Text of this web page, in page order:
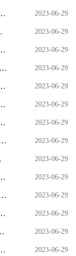
走_河南体彩中心的具体地址是哪里 2023-06-29
看数据说n 2023-06-29
上市时间 oppor11splus 2023-06-29
马丁·沃尔夫：美国回归“干预主义”或事与愿违 环球短讯 2023-06-29
天相伴！高温天气回归，明天最高气温33℃ 2023-06-29
提升补贴怎么申请？ 2023-06-29
产权领域反垄断重难点问题_焦点速看 2023-06-29
演跳车 警民联合施援手|天天热门 2023-06-29
图景 2023-06-29
芝，白娘子30年后，两人现状成天壤之别 2023-06-29
西高速公路最新路况实时播报 全球信息 2023-06-29
任度降至20年来最低水平 全球头条 2023-06-29
店都关了_全球时快讯 2023-06-29
生活嘉年华东平湖站即将开启 2023-06-29